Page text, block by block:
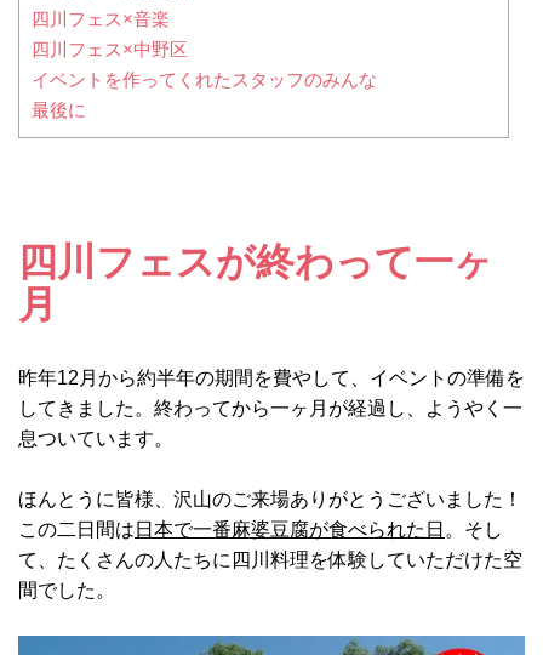
四川フェス×音楽
四川フェス×中野区
イベントを作ってくれたスタッフのみんな
最後に
四川フェスが終わって一ヶ
月
昨年12月から約半年の期間を費やして、イベントの準備を
してきました。終わってから一ヶ月が経過し、ようやく一
息ついています。
ほんとうに皆様、沢山のご来場ありがとうございました！
この二日間は 日本で一番麻婆豆腐が食べられた日 。そし
て、たくさんの人たちに四川料理を体験していただけた空
間でした。